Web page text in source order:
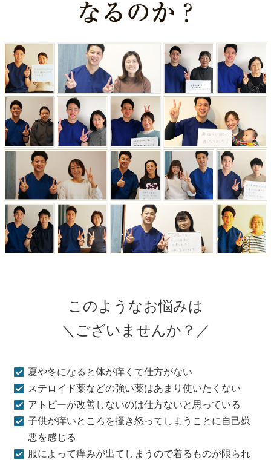
このようなお悩みは
＼ございませんか？／
夏や冬になると体が痒くて仕方がない
ステロイド薬などの強い薬はあまり使いたくない
アトピーが改善しないのは仕方ないと思っている
子供が痒いところを掻き怒ってしまうことに自己嫌
悪を感じる
服によって痒みが出てしまうので着るものが限られ